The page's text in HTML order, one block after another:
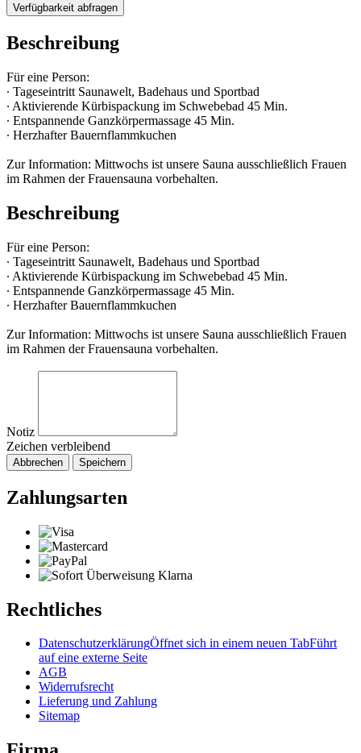
Verfügbarkeit abfragen
Beschreibung
Für eine Person:
∙ Tageseintritt Saunawelt, Badehaus und Sportbad
∙ Aktivierende Kürbispackung im Schwebebad 45 Min.
∙ Entspannende Ganzkörpermassage 45 Min.
∙ Herzhafter Bauernflammkuchen
Zur Information: Mittwochs ist unsere Sauna ausschließlich Frauen
im Rahmen der Frauensauna vorbehalten.
Beschreibung
Für eine Person:
∙ Tageseintritt Saunawelt, Badehaus und Sportbad
∙ Aktivierende Kürbispackung im Schwebebad 45 Min.
∙ Entspannende Ganzkörpermassage 45 Min.
∙ Herzhafter Bauernflammkuchen
Zur Information: Mittwochs ist unsere Sauna ausschließlich Frauen
im Rahmen der Frauensauna vorbehalten.
Notiz
Zeichen verbleibend
Abbrechen Speichern
Zahlungsarten
Rechtliches
DatenschutzerklärungÖffnet sich in einem neuen TabFührt
auf eine externe Seite
AGB
Widerrufsrecht
Lieferung und Zahlung
Sitemap